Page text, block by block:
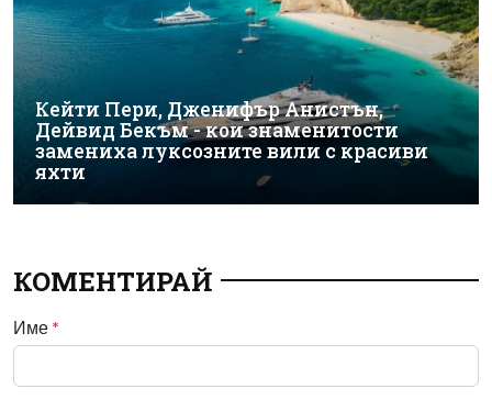
Кейти Пери, Дженифър Анистън,
Дейвид Бекъм - кои знаменитости
замениха луксозните вили с красиви
яхти
КОМЕНТИРАЙ
Име *